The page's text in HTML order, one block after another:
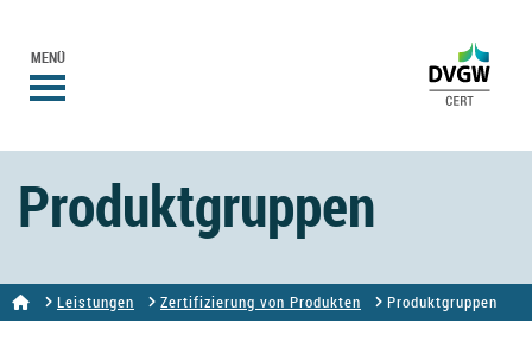
MENÜ
Produktgruppen
Leistungen Zertifizierung von Produkten Produktgruppen